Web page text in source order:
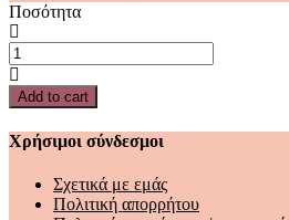
Ποσότητα
Τέμπερες
The
littlies
7.5ml
12
Χρώματα
Add to cart
Χρήσιμοι σύνδεσμοι
Σχετικά με εμάς
Πολιτική απορρήτου